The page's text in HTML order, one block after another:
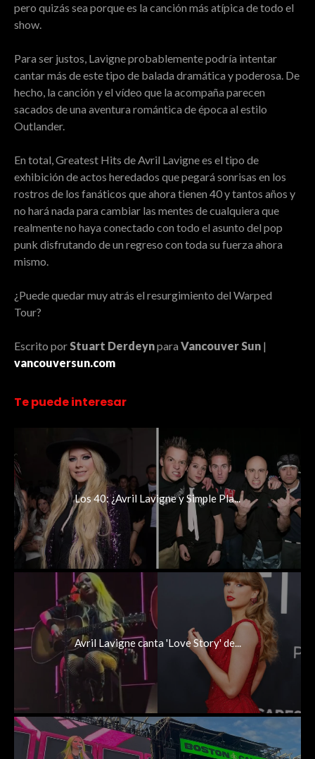
pero quizás sea porque es la canción más atípica de todo el
show.
Para ser justos, Lavigne probablemente podría intentar
cantar más de este tipo de balada dramática y poderosa. De
hecho, la canción y el vídeo que la acompaña parecen
sacados de una aventura romántica de época al estilo
Outlander.
En total, Greatest Hits de Avril Lavigne es el tipo de
exhibición de actos heredados que pegará sonrisas en los
rostros de los fanáticos que ahora tienen 40 y tantos años y
no hará nada para cambiar las mentes de cualquiera que
realmente no haya conectado con todo el asunto del pop
punk disfrutando de un regreso con toda su fuerza ahora
mismo.
¿Puede quedar muy atrás el resurgimiento del Warped
Tour?
Escrito porStuart Derdeynpara Vancouver Sun |
vancouversun.com
Te puede interesar
Los 40: ¿Avril Lavigne y Simple Pla...
Avril Lavigne canta 'Love Story' de...